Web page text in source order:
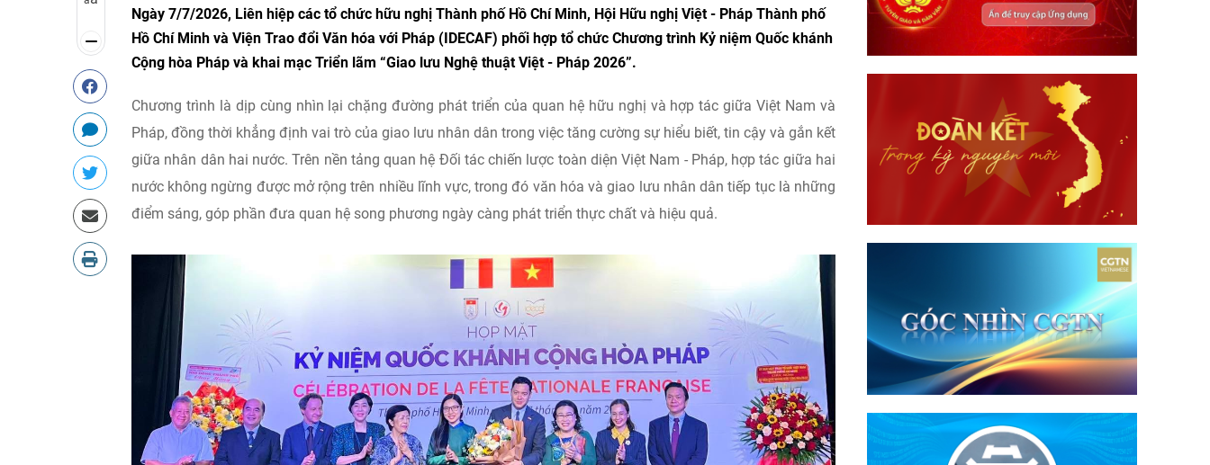
Ngày 7/7/2026, Liên hiệp các tổ chức hữu nghị Thành phố Hồ Chí Minh, Hội Hữu nghị Việt - Pháp Thành phố
Hồ Chí Minh và Viện Trao đổi Văn hóa với Pháp (IDECAF) phối hợp tổ chức Chương trình Kỷ niệm Quốc khánh
Cộng hòa Pháp và khai mạc Triển lãm “Giao lưu Nghệ thuật Việt - Pháp 2026”.
Chương trình là dịp cùng nhìn lại chặng đường phát triển của quan hệ hữu nghị và hợp tác giữa Việt Nam và
Pháp, đồng thời khẳng định vai trò của giao lưu nhân dân trong việc tăng cường sự hiểu biết, tin cậy và gắn kết
giữa nhân dân hai nước. Trên nền tảng quan hệ Đối tác chiến lược toàn diện Việt Nam - Pháp, hợp tác giữa hai
nước không ngừng được mở rộng trên nhiều lĩnh vực, trong đó văn hóa và giao lưu nhân dân tiếp tục là những
điểm sáng, góp phần đưa quan hệ song phương ngày càng phát triển thực chất và hiệu quả.